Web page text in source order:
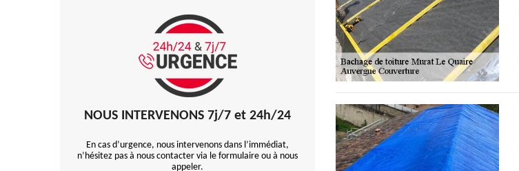
NOUS INTERVENONS 7j/7 et 24h/24
En cas d’urgence, nous intervenons dans l’immédiat,
n’hésitez pas à nous contacter via le formulaire ou à nous
appeler.